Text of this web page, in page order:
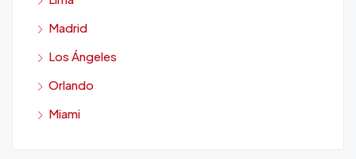
Madrid
Los Ángeles
Orlando
Miami